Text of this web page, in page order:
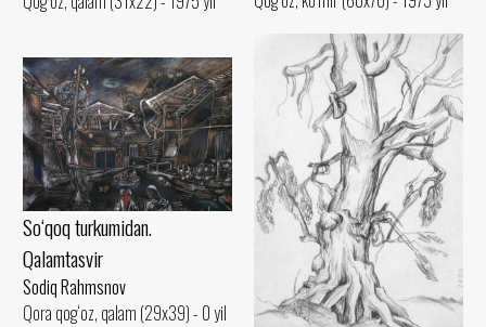
So‘qoq turkumidan.
Qalamtasvir
Sodiq Rahmsnov
Qora qog‘oz, qalam (29x39) - 0 yil